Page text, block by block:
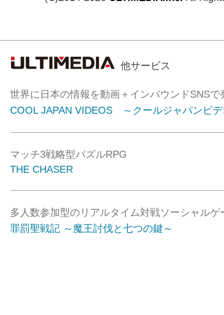
他サービス
世界に日本の情報を動画＋インバウンドSNSで
COOL JAPAN VIDEOS ～クールジャパンビ
マッチ3戦略型パズルRPG
THE CHASER
多人数参加型のリアルタイム対戦ソーシャルゲ
罪罰聖戦記 ～魔王討伐と七つの鍵～